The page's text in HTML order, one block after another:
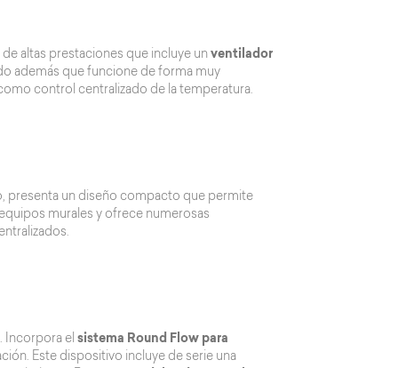
altas prestaciones que incluye un ventilador
además que funcione de forma muy
control centralizado de la temperatura.
presenta un diseño compacto que permite
murales y ofrece numerosas
Incorpora el sistema Round Flow para
Este dispositivo incluye de serie una